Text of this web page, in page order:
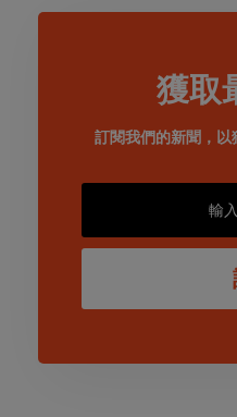
獲取
訂閱我們的新聞，以